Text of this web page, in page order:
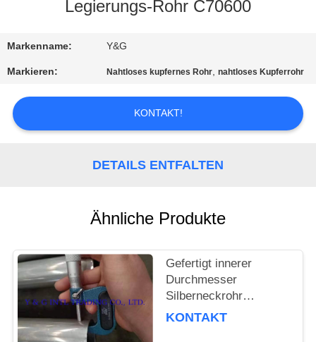
SIE
MIT
UNS
IN
Legierungs-Rohr C70600
Markenname: Y&G
Markieren: Nahtloses kupfernes Rohr,nahtloses Kupferrohr
KONTAKT!
DETAILS ENTFALTEN
Ähnliche Produkte
Gefertigt innerer
Durchmesser
Silberneckrohr
kaltgewalzt
KONTAKT